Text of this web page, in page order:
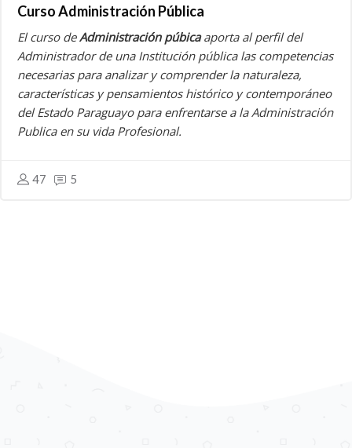
Curso Administración Pública
El curso deAdministración púbicaaporta al perfil del
Administrador de una Institución pública las competencias
necesarias para analizar y comprender la naturaleza,
características y pensamientos histórico y contemporáneo
del Estado Paraguayo para enfrentarse a la Administración
Publica en su vida Profesional.
47 5